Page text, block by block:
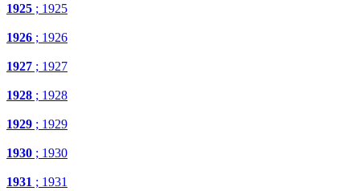
1925 ; 1925
1926 ; 1926
1927 ; 1927
1928 ; 1928
1929 ; 1929
1930 ; 1930
1931 ; 1931